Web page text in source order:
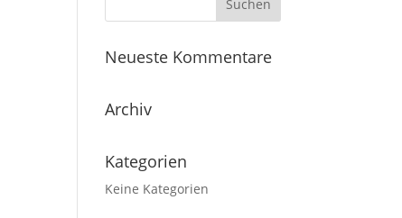
Neueste Kommentare
Archiv
Kategorien
Keine Kategorien